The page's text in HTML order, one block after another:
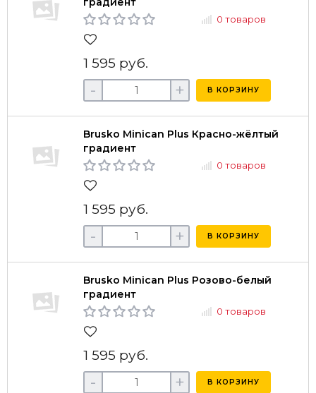
0 товаров
1 595 руб.
- + В КОРЗИНУ
Brusko Minican Plus Красно-жёлтый
градиент
0 товаров
1 595 руб.
- + В КОРЗИНУ
Brusko Minican Plus Розово-белый
градиент
0 товаров
1 595 руб.
- + В КОРЗИНУ